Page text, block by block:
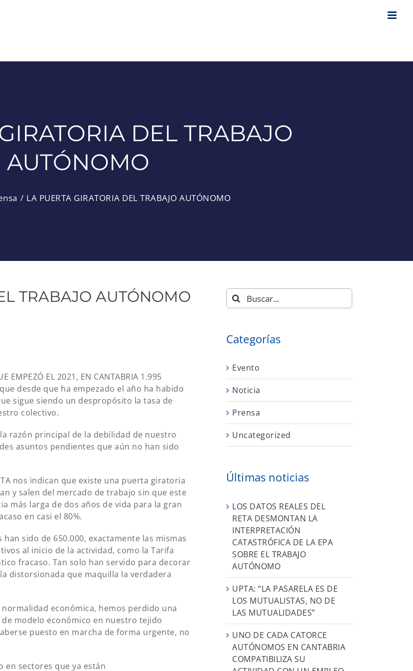
DEL TRABAJO
AUTÓNOMO
LA PUERTA GIRATORIA DEL TRABAJO AUTÓNOMO
TRABAJO AUTÓNOMO
EMPEZÓ EL 2021, EN CANTABRIA 1.995
desde que ha empezado el año ha habido
sigue siendo un despropósito la tasa de
colectivo.
razón principal de la debilidad de nuestro
asuntos pendientes que aún no han sido
nos indican que existe una puerta giratoria
y salen del mercado de trabajo sin que este
más larga de dos años de vida para la gran
en casi el 80%.
sido de 650.000, exactamente las mismas
al inicio de la actividad, como la Tarifa
fracaso. Tan solo han servido para decorar
distorsionada que maquilla la verdadera
económica, hemos perdido una
modelo económico en nuestro tejido
puesto en marcha de forma urgente, no
en sectores que ya están
Buscar:
Categorías
Evento
Noticia
Prensa
Uncategorized
Últimas noticias
LOS DATOS REALES DEL
RETA DESMONTAN LA
INTERPRETACIÓN
CATASTRÓFICA DE LA EPA
SOBRE EL TRABAJO
AUTÓNOMO
UPTA: “LA PASARELA ES DE
LOS MUTUALISTAS, NO DE
LAS MUTUALIDADES”
UNO DE CADA CATORCE
AUTÓNOMOS EN CANTABRIA
COMPATIBILIZA SU